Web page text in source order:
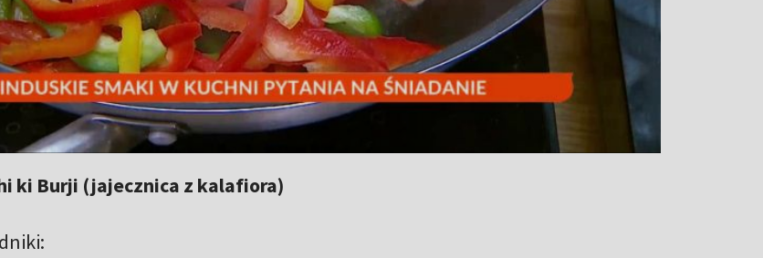
ki Burji (jajecznica z kalafiora)